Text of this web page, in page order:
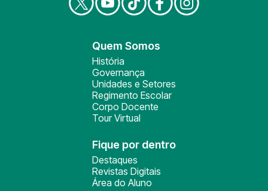
Quem Somos
História
Governança
Unidades e Setores
Regimento Escolar
Corpo Docente
Tour Virtual
Fique por dentro
Destaques
Revistas Digitais
Área do Aluno